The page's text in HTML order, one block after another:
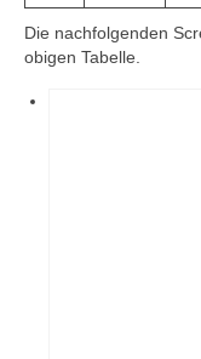
Die nachfolgenden
obigen Tabelle.